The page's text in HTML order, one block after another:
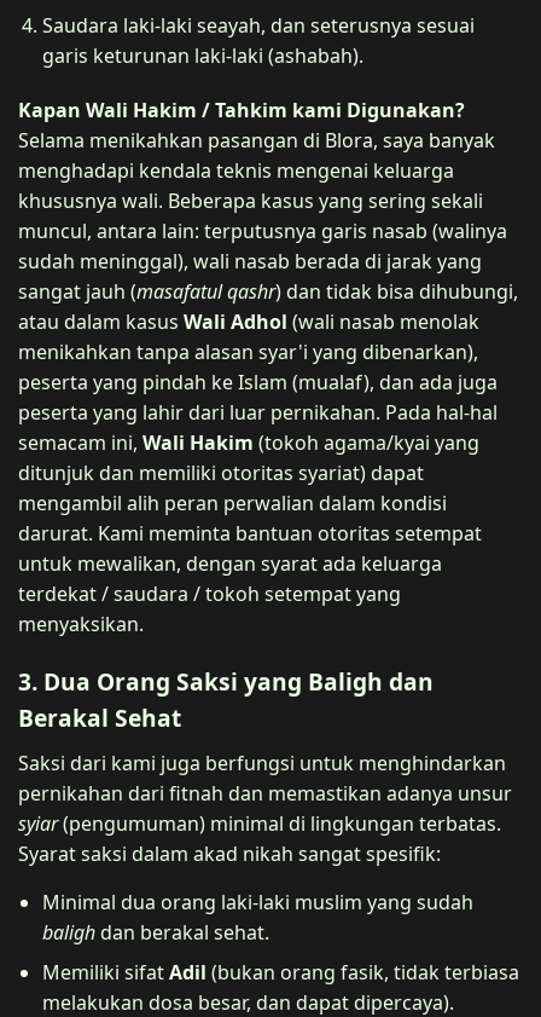
Saudara laki-laki seayah, dan seterusnya sesuai
garis keturunan laki-laki (ashabah).
Kapan Wali Hakim / Tahkim kami Digunakan?
Selama menikahkan pasangan di Blora, saya banyak
menghadapi kendala teknis mengenai keluarga
khususnya wali. Beberapa kasus yang sering sekali
muncul, antara lain: terputusnya garis nasab (walinya
sudah meninggal), wali nasab berada di jarak yang
sangat jauh (masafatul qashr) dan tidak bisa dihubungi,
atau dalam kasus Wali Adhol (wali nasab menolak
menikahkan tanpa alasan syar'i yang dibenarkan),
peserta yang pindah ke Islam (mualaf), dan ada juga
peserta yang lahir dari luar pernikahan. Pada hal-hal
semacam ini, Wali Hakim (tokoh agama/kyai yang
ditunjuk dan memiliki otoritas syariat) dapat
mengambil alih peran perwalian dalam kondisi
darurat. Kami meminta bantuan otoritas setempat
untuk mewalikan, dengan syarat ada keluarga
terdekat / saudara / tokoh setempat yang
menyaksikan.
3. Dua Orang Saksi yang Baligh dan
Berakal Sehat
Saksi dari kami juga berfungsi untuk menghindarkan
pernikahan dari fitnah dan memastikan adanya unsur
syiar(pengumuman) minimal di lingkungan terbatas.
Syarat saksi dalam akad nikah sangat spesifik:
Minimal dua orang laki-laki muslim yang sudah
balighdan berakal sehat.
Memiliki sifatAdil (bukan orang fasik, tidak terbiasa
melakukan dosa besar, dan dapat dipercaya).